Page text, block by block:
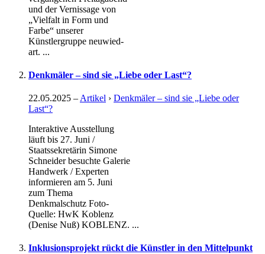
und der Vernissage von
„Vielfalt in Form und
Farbe“ unserer
Künstlergruppe neuwied-
art. ...
Denkmäler – sind sie „Liebe oder Last“?
22.05.2025 – Artikel › Denkmäler – sind sie „Liebe oder
Last“?
Interaktive Ausstellung
läuft bis 27. Juni /
Staatssekretärin Simone
Schneider besuchte Galerie
Handwerk / Experten
informieren am 5. Juni
zum Thema
Denkmalschutz Foto-
Quelle: HwK Koblenz
(Denise Nuß) KOBLENZ. ...
Inklusionsprojekt rückt die Künstler in den Mittelpunkt